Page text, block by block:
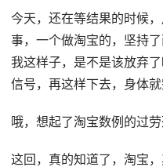
今天，还在等结果的时候
事，一个做淘宝的，坚持
我这样子，是不是该放弃
信号，再这样下去，身体就
哦，想起了淘宝数例的过劳
这回，真的知道了，淘宝，